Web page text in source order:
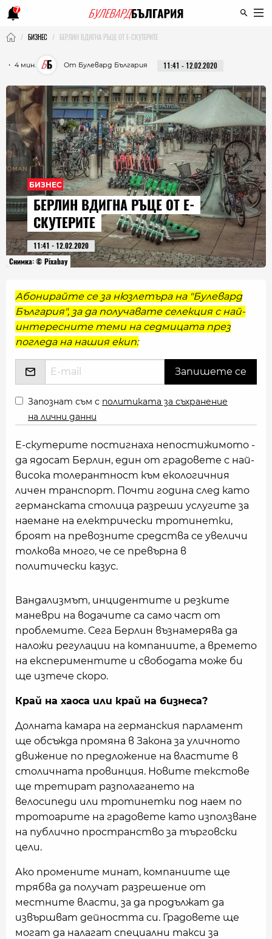
7
БИЗНЕС БЕРЛИН ВДИГНА РЪЦЕ ОТ Е-СКУТЕРИТЕ
・ 4 мин. От Булевард България 11:41 - 12.02.2020
БИЗНЕС
БЕРЛИН ВДИГНА РЪЦЕ ОТ Е-
СКУТЕРИТЕ
11:41 - 12.02.2020
Снимка: © Pixabay
Абонирайте се за нюзлетъра на "Булевард
България", за да получавате селекция с най-
интересните теми на седмицата през
погледа на нашия екип:
Запознат съм с политиката за съхранение
на лични данни
Е-скутерите постигнаха непостижимото -
да ядосат Берлин, един от градовете с най-
висока толерантност към екологичния
личен транспорт. Почти година след като
германската столица разреши услугите за
наемане на електрически тротинетки,
броят на превозните средства се увеличи
толкова много, че се превърна в
политически казус.
Вандализмът, инцидентите и резките
маневри на водачите са само част от
проблемите. Сега Берлин възнамерява да
наложи регулации на компаниите, а времето
на експериментите и свободата може би
ще изтече скоро.
Край на хаоса или край на бизнеса?
Долната камара на германския парламент
ще обсъжда промяна в Закона за уличното
движение по предложение на властите в
столичната провинция. Новите текстове
ще третират разполагането на
велосипеди или тротинетки под наем по
тротоарите на градовете като използване
на публично пространство за търговски
цели.
Ако промените минат, компаниите ще
трябва да получат разрешение от
местните власти, за да продължат да
извършват дейността си. Градовете ще
могат да налагат специални такси за